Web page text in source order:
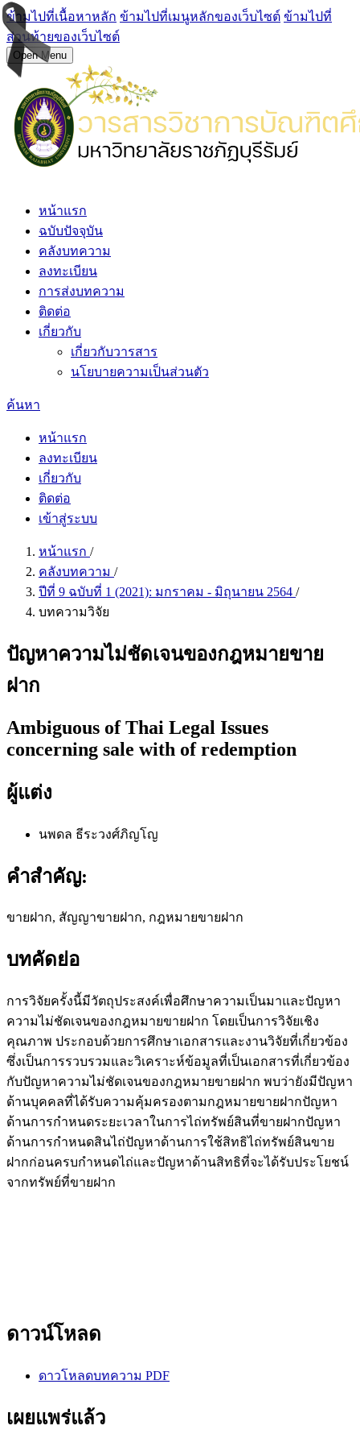
ข้ามไปที่เนื้อหาหลัก ข้ามไปที่เมนูหลักของเว็บไซต์ ข้ามไปที่
ส่วนท้ายของเว็บไซต์
Open Menu
หน้าแรก
ฉบับปัจจุบัน
คลังบทความ
ลงทะเบียน
การส่งบทความ
ติดต่อ
เกี่ยวกับ
เกี่ยวกับวารสาร
นโยบายความเป็นส่วนตัว
ค้นหา
หน้าแรก
ลงทะเบียน
เกี่ยวกับ
ติดต่อ
เข้าสู่ระบบ
หน้าแรก /
คลังบทความ /
ปีที่ 9 ฉบับที่ 1 (2021): มกราคม - มิถุนายน 2564 /
บทความวิจัย
ปัญหาความไม่ชัดเจนของกฎหมายขาย
ฝาก
Ambiguous of Thai Legal Issues
concerning sale with of redemption
ผู้แต่ง
นพดล ธีระวงศ์ภิญโญ
คำสำคัญ:
ขายฝาก, สัญญาขายฝาก, กฎหมายขายฝาก
บทคัดย่อ
การวิจัยครั้งนี้มีวัตถุประสงค์เพื่อศึกษาความเป็นมาและปัญหา
ความไม่ชัดเจนของกฎหมายขายฝาก โดยเป็นการวิจัยเชิง
คุณภาพ ประกอบด้วยการศึกษาเอกสารและงานวิจัยที่เกี่ยวข้อง
ซึ่งเป็นการรวบรวมและวิเคราะห์ข้อมูลที่เป็นเอกสารที่เกี่ยวข้อง
กับปัญหาความไม่ชัดเจนของกฎหมายขายฝาก พบว่ายังมีปัญหา
ด้านบุคคลที่ได้รับความคุ้มครองตามกฎหมายขายฝากปัญหา
ด้านการกำหนดระยะเวลาในการไถ่ทรัพย์สินที่ขายฝากปัญหา
ด้านการกำหนดสินไถ่ปัญหาด้านการใช้สิทธิไถ่ทรัพย์สินขาย
ฝากก่อนครบกำหนดไถ่และปัญหาด้านสิทธิที่จะได้รับประโยชน์
จากทรัพย์ที่ขายฝาก
ดาวน์โหลด
ดาวโหลดบทความ PDF
เผยแพร่แล้ว